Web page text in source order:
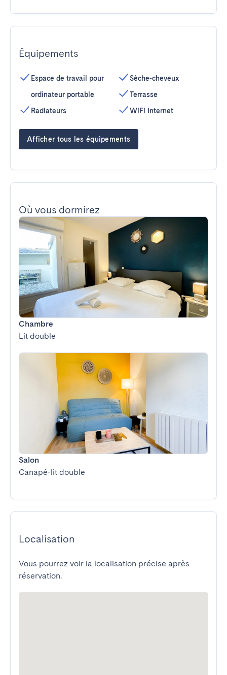
Équipements
Espace de travail pour
ordinateur portable
Radiateurs
Sèche-cheveux
Terrasse
WiFi Internet
Afficher tous les équipements
Où vous dormirez
Chambre
Lit double
Salon
Canapé-lit double
Localisation
Vous pourrez voir la localisation précise après
réservation.